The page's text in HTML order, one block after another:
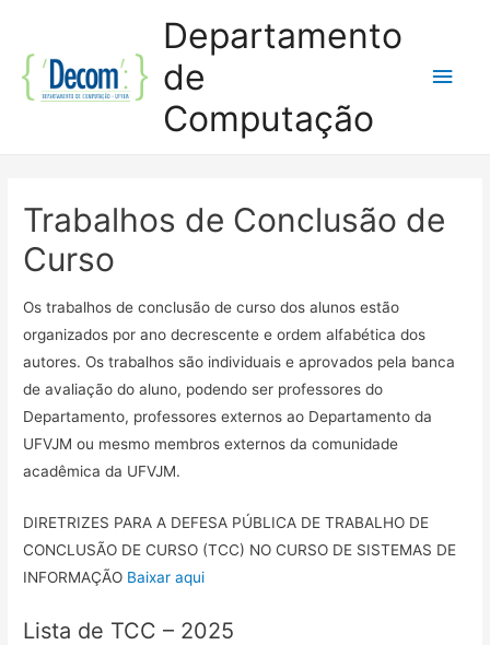
Departamento
de
Computação
Trabalhos de Conclusão de
Curso
Os trabalhos de conclusão de curso dos alunos estão
organizados por ano decrescente e ordem alfabética dos
autores. Os trabalhos são individuais e aprovados pela banca
de avaliação do aluno, podendo ser professores do
Departamento, professores externos ao Departamento da
UFVJM ou mesmo membros externos da comunidade
acadêmica da UFVJM.
DIRETRIZES PARA A DEFESA PÚBLICA DE TRABALHO DE
CONCLUSÃO DE CURSO (TCC) NO CURSO DE SISTEMAS DE
INFORMAÇÃO Baixar aqui
Lista de TCC – 2025